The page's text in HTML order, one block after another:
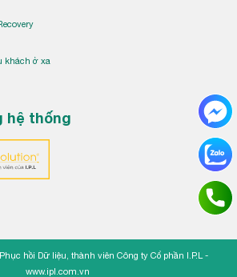
khách ở xa
hệ thống
hồi Dữ liệu, thành viên Công ty Cổ phần I.P.L -
www.ipl.com.vn